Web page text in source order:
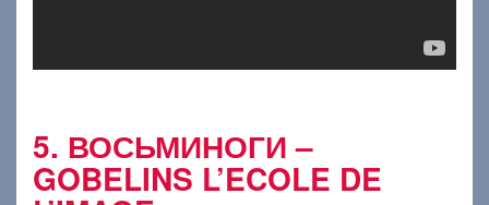
5. ВОСЬМИНОГИ –
GOBELINS L’ECOLE DE